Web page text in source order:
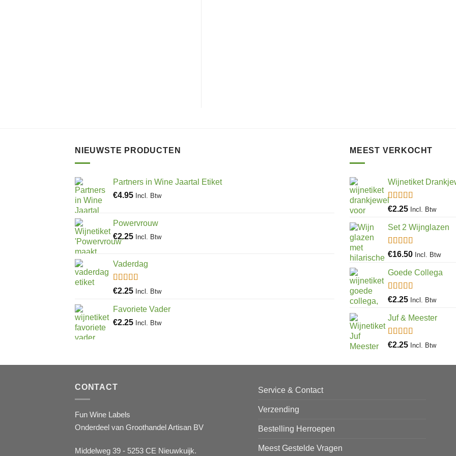
NIEUWSTE PRODUCTEN
Partners in Wine Jaartal Etiket
€4.95 Incl. Btw
Powervrouw
€2.25 Incl. Btw
Vaderdag
Gewaardeerd
€2.25 Incl. Btw
Favoriete Vader
€2.25 Incl. Btw
MEEST VERKOCHT
Wijnetiket
Gewaardeerd
€2.25 Incl. Btw
Set 2 Wijnglazen
Gewaardeerd
€16.50 Incl. Btw
Goede Collega
Gewaardeerd
€2.25 Incl. Btw
Juf & Meester
Gewaardeerd
€2.25 Incl. Btw
CONTACT
Fun Wine Labels
Onderdeel van Groothandel Artisan BV
Middelweg 39 - 5253 CE Nieuwkuijk.
Service & Contact
Verzending
Bestelling Herroepen
Meest Gestelde Vragen